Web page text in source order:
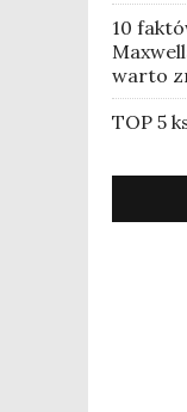
10
warto
TOP 5